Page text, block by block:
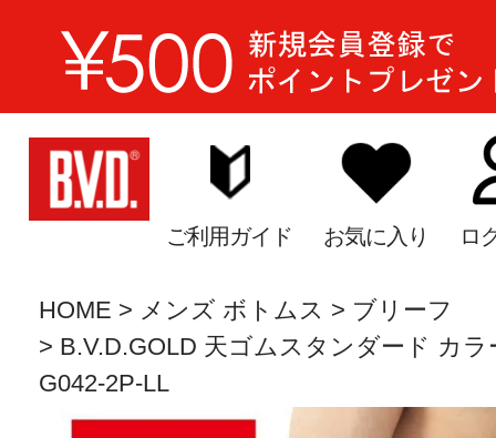
ご利用ガイド お気に入り ロ
HOME メンズ ボトムス
ブリーフ
B.V.D.GOLD 天ゴムスタンダード カ
G042-2P-LL